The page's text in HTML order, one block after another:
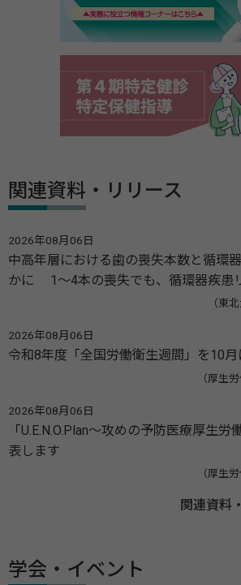
関連資料・リリース
2026年08月06日
中高年層における歯の喪失本数と循環
かに 1～4本の喪失でも、循環器疾患
（東
2026年08月06日
令和8年度「全国労働衛生週間」を10
（厚生
2026年08月06日
「U.E.N.O.Plan～攻めの予防医療厚生
表します
（厚生
関連資料
学会・イベント